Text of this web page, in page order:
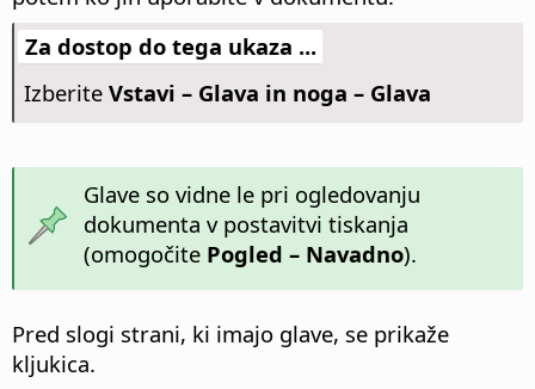
Za dostop do tega ukaza ...
Izberite Vstavi – Glava in noga – Glava
Glave so vidne le pri ogledovanju
dokumenta v postavitvi tiskanja
(omogočite Pogled – Navadno).
Pred slogi strani, ki imajo glave, se prikaže
kljukica.